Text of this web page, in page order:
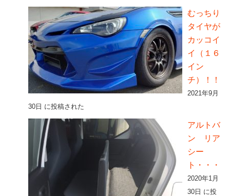
むっちり
タイヤが
カッコイ
イ（１６
イン
チ）！！
2021年9月
30日 に投稿された
アルトバ
ン リア
シー
ト・・・
2020年1月
30日 に投